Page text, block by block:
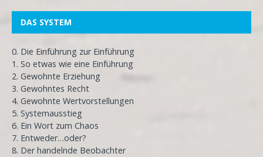
DAS SYSTEM
0. Die Einführung zur Einführung
1. So etwas wie eine Einführung
2. Gewohnte Erziehung
3. Gewohntes Recht
4. Gewohnte Wertvorstellungen
5. Systemausstieg
6. Ein Wort zum Chaos
7. Entweder…oder?
8. Der handelnde Beobachter